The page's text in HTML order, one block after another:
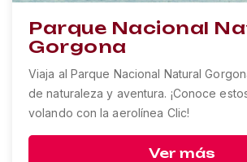
Parque Nacional
Gorgona
Viaja al Parque Nacional Natural
de naturaleza y aventura. ¡Conoce
volando con la aerolínea Clic!
Ver más